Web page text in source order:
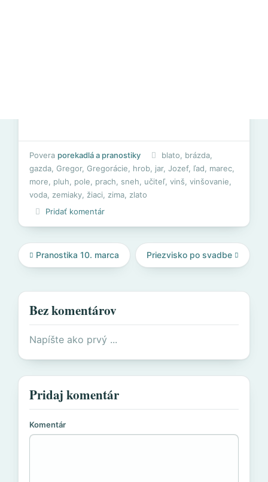
Povera porekadlá a pranostiky blato, brázda,
gazda, Gregor, Gregorácie, hrob, jar, Jozef, ľad, marec,
more, pluh, pole, prach, sneh, učiteľ, vinš, vinšovanie,
voda, zemiaky, žiaci, zima, zlato
Pridať komentár
Pranostika 10. marca Priezvisko po svadbe
Bez komentárov
Napíšte ako prvý ...
Pridaj komentár
Komentár